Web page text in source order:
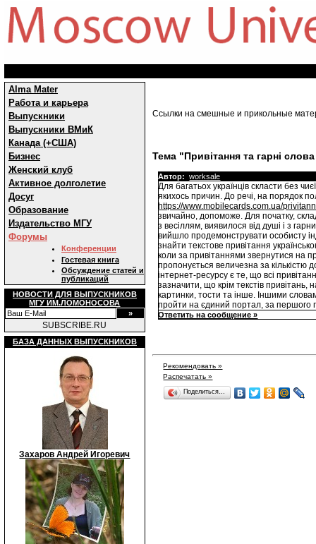
Alma Mater
Работа и карьера
Выпускники
Выпускники ВМиК
Канада (+США)
Бизнес
Женский клуб
Активное долголетие
Досуг
Образование
Издательство МГУ
Форумы
Конференции
Гостевая книга
Обсуждение статей и
публикаций
НОВОСТИ ДЛЯ ВЫПУСКНИКОВ
МГУ ИМ.ЛОМОНОСОВА
SUBSCRIBE.RU
БАЗА ДАННЫХ ВЫПУСКНИКОВ
Захаров Андрей Игоревич
Ссылки на смешные и прикольные
Тема "Привітання та гарні
Автор: worksale
Для багатьох українців скласти без
якихось причин. До речі, на порядок
https://www.mobilecards.com.ua/
звичайно, допоможе. Для початку,
з весіллям, виявилося від душі і з
вийшло продемонструвати особисту
знайти текстове привітання
коли за привітаннями звернутися на
пропонується величезна за кількістю
інтернет-ресурсу є те, що всі
зазначити, що крім текстів привітань,
картинки, тости та інше. Іншими
пройти на єдиний портал, за першого
Ответить на сообщение »
Рекомендовать »
Распечатать »
Поделиться…